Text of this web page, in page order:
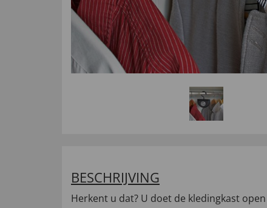
BESCHRIJVING
Herkent u dat? U doet de kledingkast